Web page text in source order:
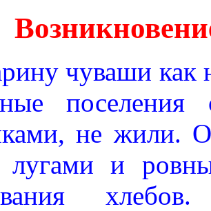
чуваши как
не жили.
лугами и